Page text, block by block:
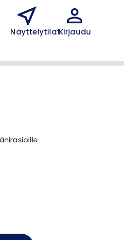
NäyttelytilatKirjaudu